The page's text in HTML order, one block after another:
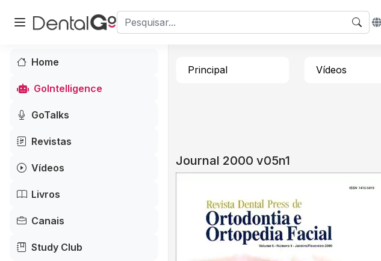
Home
GoIntelligence
GoTalks
Revistas
Vídeos
Livros
Canais
Study Club
Principal Vídeos
Journal 2000 v05n1